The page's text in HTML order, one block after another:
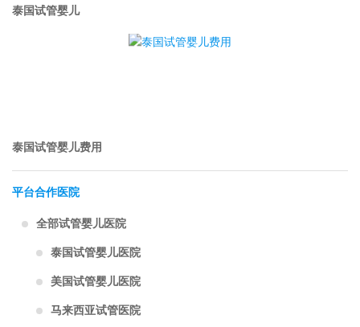
泰国试管婴儿
泰国试管婴儿费用
平台合作医院
全部试管婴儿医院
泰国试管婴儿医院
美国试管婴儿医院
马来西亚试管医院